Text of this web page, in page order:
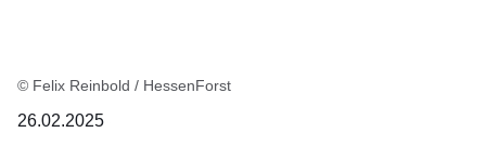
© Felix Reinbold / HessenForst
26.02.2025